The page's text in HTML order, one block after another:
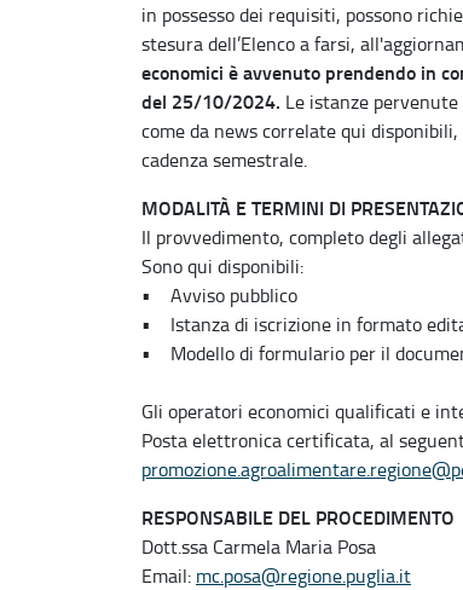
in possesso dei requisiti, possono
stesura dell’Elenco a farsi,
economici è avvenuto prendendo in
del 25/10/2024. Le istanze
come da news correlate qui
cadenza semestrale.
MODALITÀ E TERMINI DI
Il provvedimento, completo degli
Sono qui disponibili:
• Avviso pubblico
• Istanza di iscrizione in formato
• Modello di formulario per il
Gli operatori economici qualificati e
Posta elettronica certificata, al
RESPONSABILE DEL PROCEDIMENTO
Dott.ssa Carmela Maria Posa
Email: mc.posa@regione.puglia.it